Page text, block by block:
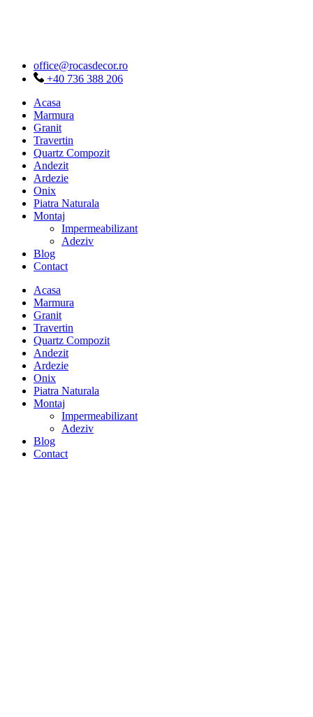
office@rocasdecor.ro
+40 736 388 206
Acasa
Marmura
Granit
Travertin
Quartz Compozit
Andezit
Ardezie
Onix
Piatra Naturala
Montaj
Impermeabilizant
Adeziv
Blog
Contact
Acasa
Marmura
Granit
Travertin
Quartz Compozit
Andezit
Ardezie
Onix
Piatra Naturala
Montaj
Impermeabilizant
Adeziv
Blog
Contact